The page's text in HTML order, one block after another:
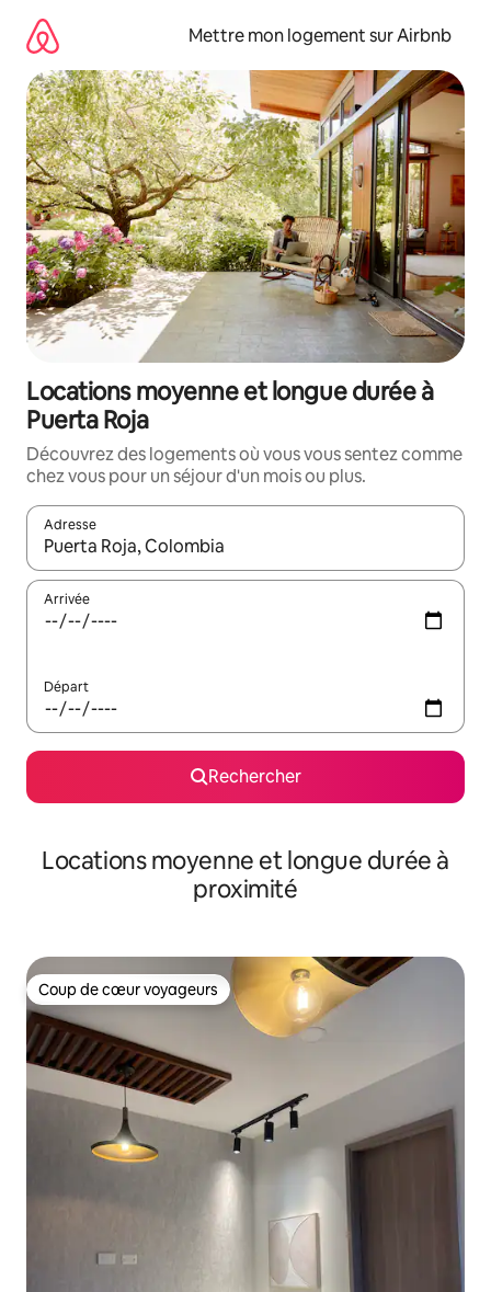
directement
contenu
Mettre mon logement sur Airbnb
Locations moyenne et longue durée à
Puerta Roja
Découvrez des logements où vous vous sentez comme
chez vous pour un séjour d'un mois ou plus.
Adresse
Lorsque les résultats s'affichent, utilisez les flèches vers le
Arrivée
Départ
Rechercher
Locations moyenne et longue durée à
proximité
Coup de cœur voyageurs
Coup de cœur voyageurs